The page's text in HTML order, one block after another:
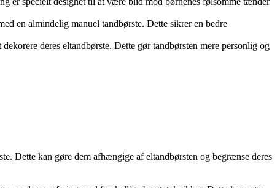
en almindelig manuel tandbørste. Dette sikrer en bedre
deres eltandbørste. Dette gør tandbørsten mere personlig og
Dette kan gøre dem afhængige af eltandbørsten og begrænse deres